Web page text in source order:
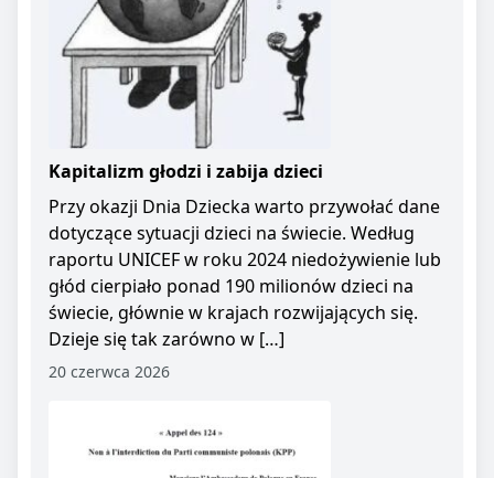
Kapitalizm głodzi i zabija dzieci
Przy okazji Dnia Dziecka warto przywołać dane
dotyczące sytuacji dzieci na świecie. Według
raportu UNICEF w roku 2024 niedożywienie lub
głód cierpiało ponad 190 milionów dzieci na
świecie, głównie w krajach rozwijających się.
Dzieje się tak zarówno w […]
20 czerwca 2026